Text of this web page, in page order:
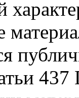
437